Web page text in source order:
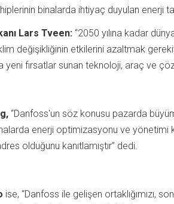
binalarda ihtiyaç duyulan enerji
Lars Tveen: “2050 yılına kadar
değişikliğinin etkilerini azaltmak
yeni fırsatlar sunan teknoloji, araç ve
“Danfoss'un söz konusu pazarda
enerji optimizasyonu ve yönetimi
olduğunu kanıtlamıştır” dedi.
ise, “Danfoss ile gelişen ortaklığımızı,